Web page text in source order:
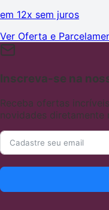
em 12x sem juros
Ver Oferta e
Inscreva-se na
Receba ofertas
novidades diretamente